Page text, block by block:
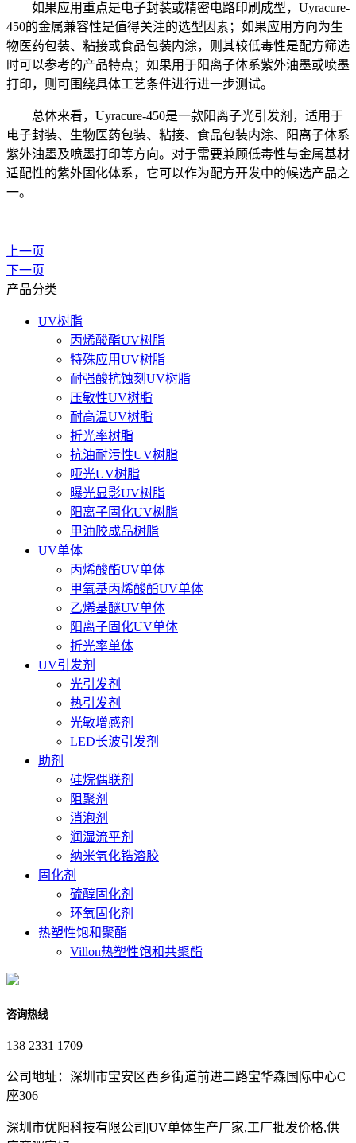
如果应用重点是电子封装或精密电路印刷成型， Uyracure-
450的金属兼容性是值得关注的选型因素；如果应用方向为生
物医药包装、粘接或食品包装内涂，则其较低毒性是配方筛选
时可以参考的产品特点；如果用于阳离子体系紫外油墨或喷墨
打印，则可围绕具体工艺条件进行进一步测试。
总体来看， Uyracure-450是一款阳离子光引发剂，适用于
电子封装、生物医药包装、粘接、食品包装内涂、阳离子体系
紫外油墨及喷墨打印等方向。对于需要兼顾低毒性与金属基材
适配性的紫外固化体系，它可以作为配方开发中的候选产品之
一。
上一页
下一页
产品分类
UV树脂
丙烯酸酯UV树脂
特殊应用UV树脂
耐强酸抗蚀刻UV树脂
压敏性UV树脂
耐高温UV树脂
折光率树脂
抗油耐污性UV树脂
哑光UV树脂
曝光显影UV树脂
阳离子固化UV树脂
甲油胶成品树脂
UV单体
丙烯酸酯UV单体
甲氧基丙烯酸酯UV单体
乙烯基醚UV单体
阳离子固化UV单体
折光率单体
UV引发剂
光引发剂
热引发剂
光敏增感剂
LED长波引发剂
助剂
硅烷偶联剂
阻聚剂
消泡剂
润湿流平剂
纳米氧化锆溶胶
固化剂
硫醇固化剂
环氧固化剂
热塑性饱和聚酯
Villon热塑性饱和共聚酯
咨询热线
138 2331 1709
公司地址：深圳市宝安区西乡街道前进二路宝华森国际中心C
座306
深圳市优阳科技有限公司|UV单体生产厂家,工厂批发价格,供